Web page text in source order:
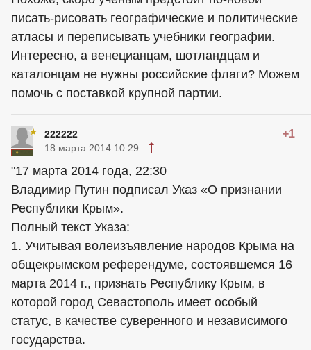
писать-рисовать географические и политические
атласы и переписывать учебники географии.
Интересно, а венецианцам, шотландцам и
каталонцам не нужны российские флаги? Можем
помочь с поставкой крупной партии.
222222 +1
18 марта 2014 10:29
"17 марта 2014 года, 22:30
Владимир Путин подписал Указ «О признании
Республики Крым».
Полный текст Указа:
1. Учитывая волеизъявление народов Крыма на
общекрымском референдуме, состоявшемся 16
марта 2014 г., признать Республику Крым, в
которой город Севастополь имеет особый
статус, в качестве суверенного и независимого
государства.